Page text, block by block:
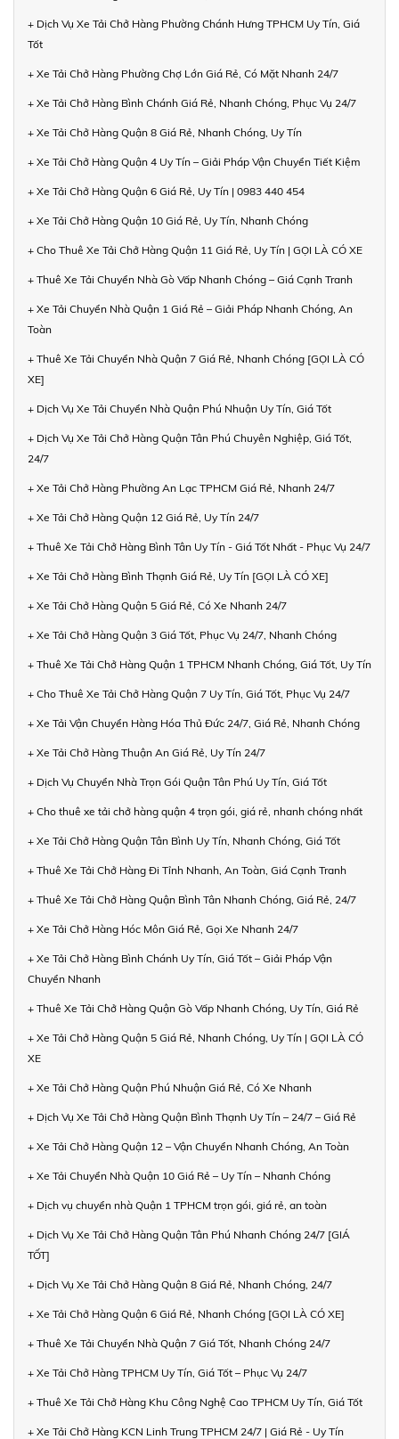
+ Dịch Vụ Xe Tải Chở Hàng Phường Chánh Hưng TPHCM Uy Tín, Giá
Tốt
+ Xe Tải Chở Hàng Phường Chợ Lớn Giá Rẻ, Có Mặt Nhanh 24/7
+ Xe Tải Chở Hàng Bình Chánh Giá Rẻ, Nhanh Chóng, Phục Vụ 24/7
+ Xe Tải Chở Hàng Quận 8 Giá Rẻ, Nhanh Chóng, Uy Tín
+ Xe Tải Chở Hàng Quận 4 Uy Tín – Giải Pháp Vận Chuyển Tiết Kiệm
+ Xe Tải Chở Hàng Quận 6 Giá Rẻ, Uy Tín | 0983 440 454
+ Xe Tải Chở Hàng Quận 10 Giá Rẻ, Uy Tín, Nhanh Chóng
+ Cho Thuê Xe Tải Chở Hàng Quận 11 Giá Rẻ, Uy Tín | GỌI LÀ CÓ XE
+ Thuê Xe Tải Chuyển Nhà Gò Vấp Nhanh Chóng – Giá Cạnh Tranh
+ Xe Tải Chuyển Nhà Quận 1 Giá Rẻ – Giải Pháp Nhanh Chóng, An
Toàn
+ Thuê Xe Tải Chuyển Nhà Quận 7 Giá Rẻ, Nhanh Chóng [GỌI LÀ CÓ
XE]
+ Dịch Vụ Xe Tải Chuyển Nhà Quận Phú Nhuận Uy Tín, Giá Tốt
+ Dịch Vụ Xe Tải Chở Hàng Quận Tân Phú Chuyên Nghiệp, Giá Tốt,
24/7
+ Xe Tải Chở Hàng Phường An Lạc TPHCM Giá Rẻ, Nhanh 24/7
+ Xe Tải Chở Hàng Quận 12 Giá Rẻ, Uy Tín 24/7
+ Thuê Xe Tải Chở Hàng Bình Tân Uy Tín - Giá Tốt Nhất - Phục Vụ 24/7
+ Xe Tải Chở Hàng Bình Thạnh Giá Rẻ, Uy Tín [GỌI LÀ CÓ XE]
+ Xe Tải Chở Hàng Quận 5 Giá Rẻ, Có Xe Nhanh 24/7
+ Xe Tải Chở Hàng Quận 3 Giá Tốt, Phục Vụ 24/7, Nhanh Chóng
+ Thuê Xe Tải Chở Hàng Quận 1 TPHCM Nhanh Chóng, Giá Tốt, Uy Tín
+ Cho Thuê Xe Tải Chở Hàng Quận 7 Uy Tín, Giá Tốt, Phục Vụ 24/7
+ Xe Tải Vận Chuyển Hàng Hóa Thủ Đức 24/7, Giá Rẻ, Nhanh Chóng
+ Xe Tải Chở Hàng Thuận An Giá Rẻ, Uy Tín 24/7
+ Dịch Vụ Chuyển Nhà Trọn Gói Quận Tân Phú Uy Tín, Giá Tốt
+ Cho thuê xe tải chở hàng quận 4 trọn gói, giá rẻ, nhanh chóng nhất
+ Xe Tải Chở Hàng Quận Tân Bình Uy Tín, Nhanh Chóng, Giá Tốt
+ Thuê Xe Tải Chở Hàng Đi Tỉnh Nhanh, An Toàn, Giá Cạnh Tranh
+ Thuê Xe Tải Chở Hàng Quận Bình Tân Nhanh Chóng, Giá Rẻ, 24/7
+ Xe Tải Chở Hàng Hóc Môn Giá Rẻ, Gọi Xe Nhanh 24/7
+ Xe Tải Chở Hàng Bình Chánh Uy Tín, Giá Tốt – Giải Pháp Vận
Chuyển Nhanh
+ Thuê Xe Tải Chở Hàng Quận Gò Vấp Nhanh Chóng, Uy Tín, Giá Rẻ
+ Xe Tải Chở Hàng Quận 5 Giá Rẻ, Nhanh Chóng, Uy Tín | GỌI LÀ CÓ
XE
+ Xe Tải Chở Hàng Quận Phú Nhuận Giá Rẻ, Có Xe Nhanh
+ Dịch Vụ Xe Tải Chở Hàng Quận Bình Thạnh Uy Tín – 24/7 – Giá Rẻ
+ Xe Tải Chở Hàng Quận 12 – Vận Chuyển Nhanh Chóng, An Toàn
+ Xe Tải Chuyển Nhà Quận 10 Giá Rẻ – Uy Tín – Nhanh Chóng
+ Dịch vụ chuyển nhà Quận 1 TPHCM trọn gói, giá rẻ, an toàn
+ Dịch Vụ Xe Tải Chở Hàng Quận Tân Phú Nhanh Chóng 24/7 [GIÁ
TỐT]
+ Dịch Vụ Xe Tải Chở Hàng Quận 8 Giá Rẻ, Nhanh Chóng, 24/7
+ Xe Tải Chở Hàng Quận 6 Giá Rẻ, Nhanh Chóng [GỌI LÀ CÓ XE]
+ Thuê Xe Tải Chuyển Nhà Quận 7 Giá Tốt, Nhanh Chóng 24/7
+ Xe Tải Chở Hàng TPHCM Uy Tín, Giá Tốt – Phục Vụ 24/7
+ Thuê Xe Tải Chở Hàng Khu Công Nghệ Cao TPHCM Uy Tín, Giá Tốt
+ Xe Tải Chở Hàng KCN Linh Trung TPHCM 24/7 | Giá Rẻ - Uy Tín